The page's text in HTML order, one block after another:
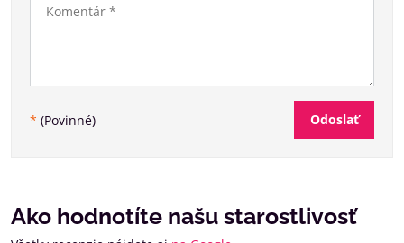
* (Povinné) Odoslať
Ako hodnotíte našu starostlivosť